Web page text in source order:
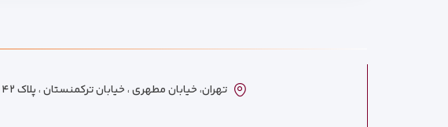
تهران، خیابان مطهری ، خیابان ترکمنستان ، پلاک ۴۲ ، واحد ۱۰